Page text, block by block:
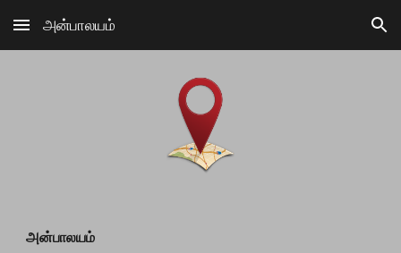
Skip to main content Skip to navigation
அன்பாலயம்
அன்பாலயம்